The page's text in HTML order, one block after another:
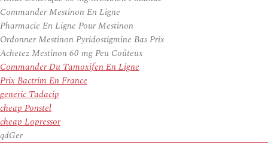
Commander Mestinon En Ligne
Pharmacie En Ligne Pour Mestinon
Ordonner Mestinon Pyridostigmine Bas Prix
Achetez Mestinon 60 mg Peu Coûteux
Commander Du Tamoxifen En Ligne
Prix Bactrim En France
generic Tadacip
cheap Ponstel
cheap Lopressor
qdGer